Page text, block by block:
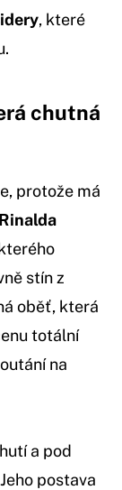
, které
chutná
protože má
Rinalda
stín z
oběť, která
totální
na
a pod
postava